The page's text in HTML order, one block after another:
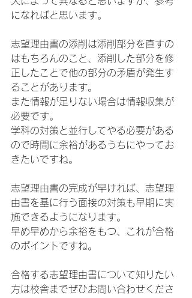
になればと思います。
志望理由書の添削は添削部分を直すの
はもちろんのこと、添削した部分を修
正したことで他の部分の矛盾が発生す
ることがあります。
また情報が足りない場合は情報収集が
必要です。
学科の対策と並行してやる必要がある
ので時間に余裕があるうちにやってお
きたいですね。
志望理由書の完成が早ければ、志望理
由書を基に行う面接の対策も早期に実
施できるようになります。
早め早めから余裕をもつ、これが合格
のポイントですね。
合格する志望理由書について知りたい
方は校舎までぜひお問い合わせくださ